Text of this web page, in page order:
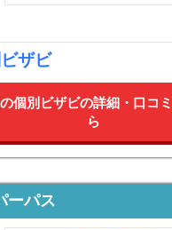
ザビ
個別ビザビの詳細・口コ
ら
ーパス